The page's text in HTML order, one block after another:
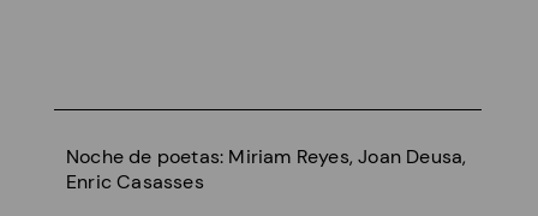
Noche de poetas: Miriam Reyes, Joan Deusa,
Enric Casasses